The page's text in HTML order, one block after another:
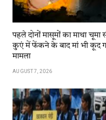
पहले दोनों मासूमों का माथा
कुएं में फेंकने के बाद मां भी कूद
मामला
AUGUST 7, 2026